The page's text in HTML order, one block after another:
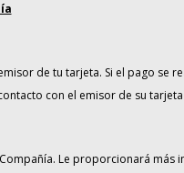
de tu tarjeta. Si el pago se
con el emisor de su tarjeta
Le proporcionará más